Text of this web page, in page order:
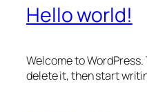
Hello world!
Welcome to
delete it, then start